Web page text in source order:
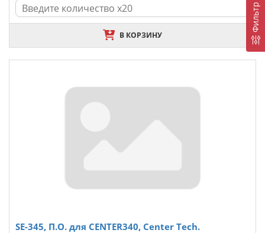
Фильтр
В КОРЗИНУ
SE-345, П.О. для CENTER340, Center Tech.